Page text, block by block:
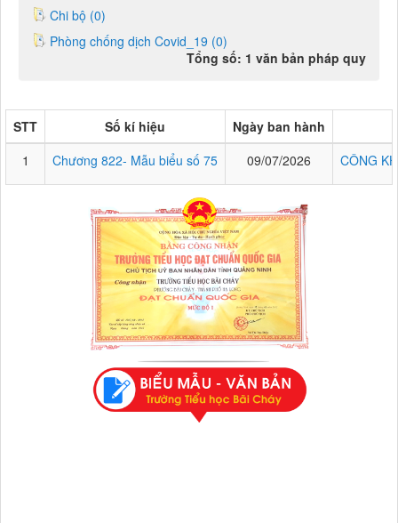
Chi bộ (0)
Phòng chống dịch Covid_19 (0)
Tổng số: 1 văn bản pháp quy
STT Số kí hiệu
Ngày ban hành
1
Chương 822- Mẫu biểu số 75 09/07/2026 CÔNG